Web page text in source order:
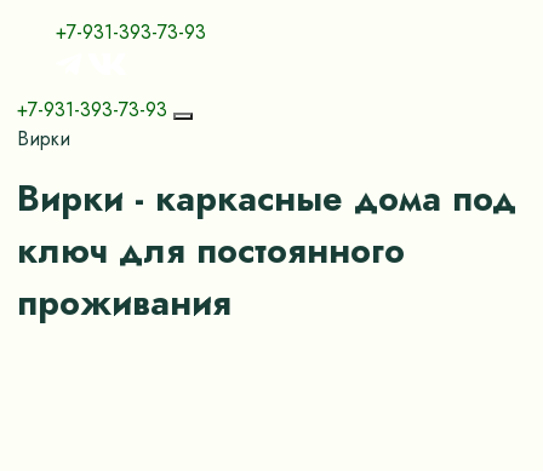
+7-931-393-73-93
+7-931-393-73-93
Вирки
Вирки - каркасные дома под
ключ для постоянного
проживания